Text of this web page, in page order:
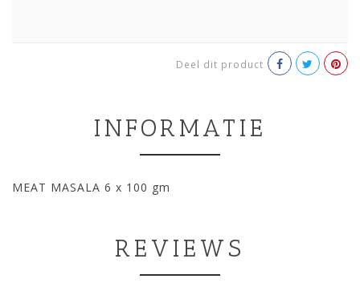
Deel dit product
INFORMATIE
MEAT MASALA 6 x 100 gm
REVIEWS